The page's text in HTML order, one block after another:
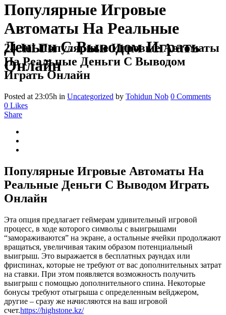
Популярные Игровые
Автоматы На Реальные
Деньги С Выводом Играть
Онлайн
24 JulПопулярные Игровые Автоматы
На Реальные Деньги С Выводом
Играть Онлайн
Posted at 23:05h in Uncategorized by Tohidun Nob 0 Comments
0 Likes
Share
Популярные Игровые Автоматы На
Реальные Деньги С Выводом Играть
Онлайн
Эта опция предлагает геймерам удивительный игровой
процесс, в ходе которого символы с выигрышами
“замораживаются” на экране, а остальные ячейки продолжают
вращаться, увеличивая таким образом потенциальный
выигрыш. Это выражается в бесплатных раундах или
фриспинах, которые не требуют от вас дополнительных затрат
на ставки. При этом появляется возможность получить
выигрыш с помощью дополнительного спина. Некоторые
бонусы требуют отыгрыша с определенным вейджером,
другие – сразу же начисляются на ваш игровой
счет.https://highstone.kz/